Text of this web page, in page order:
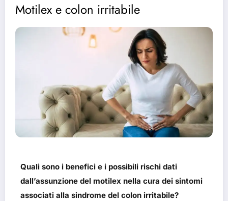
Motilex e colon irritabile
Quali sono i benefici e i possibili rischi dati
dall’assunzione del motilex nella cura dei sintomi
associati alla sindrome del colon irritabile?